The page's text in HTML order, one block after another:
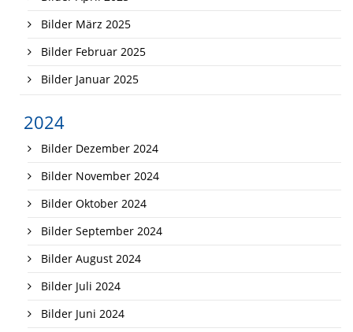
Bilder März 2025
Bilder Februar 2025
Bilder Januar 2025
2024
Bilder Dezember 2024
Bilder November 2024
Bilder Oktober 2024
Bilder September 2024
Bilder August 2024
Bilder Juli 2024
Bilder Juni 2024